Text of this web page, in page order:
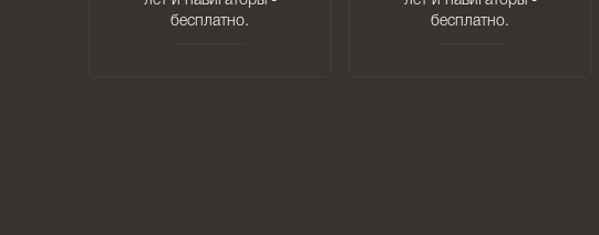
бесплатно.
бесплатно.